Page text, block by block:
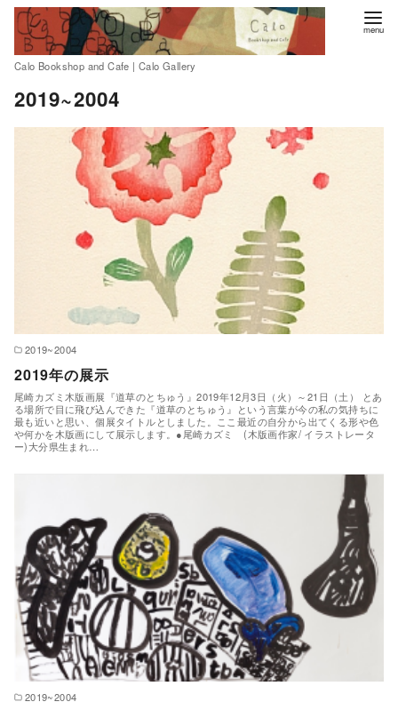
Calo Bookshop and Cafe | Calo Gallery
2019~2004
2019~2004
2019年の展示
尾崎カズミ木版画展『道草のとちゅう』2019年12月3日（火）～21日（土） とあ
る場所で目に飛び込んできた『道草のとちゅう』という言葉が今の私の気持ちに
最も近いと思い、個展タイトルとしました。ここ最近の自分から出てくる形や色
や何かを木版画にして展示します。●尾崎カズミ (木版画作家/ イラストレータ
ー)大分県生まれ…
2019~2004